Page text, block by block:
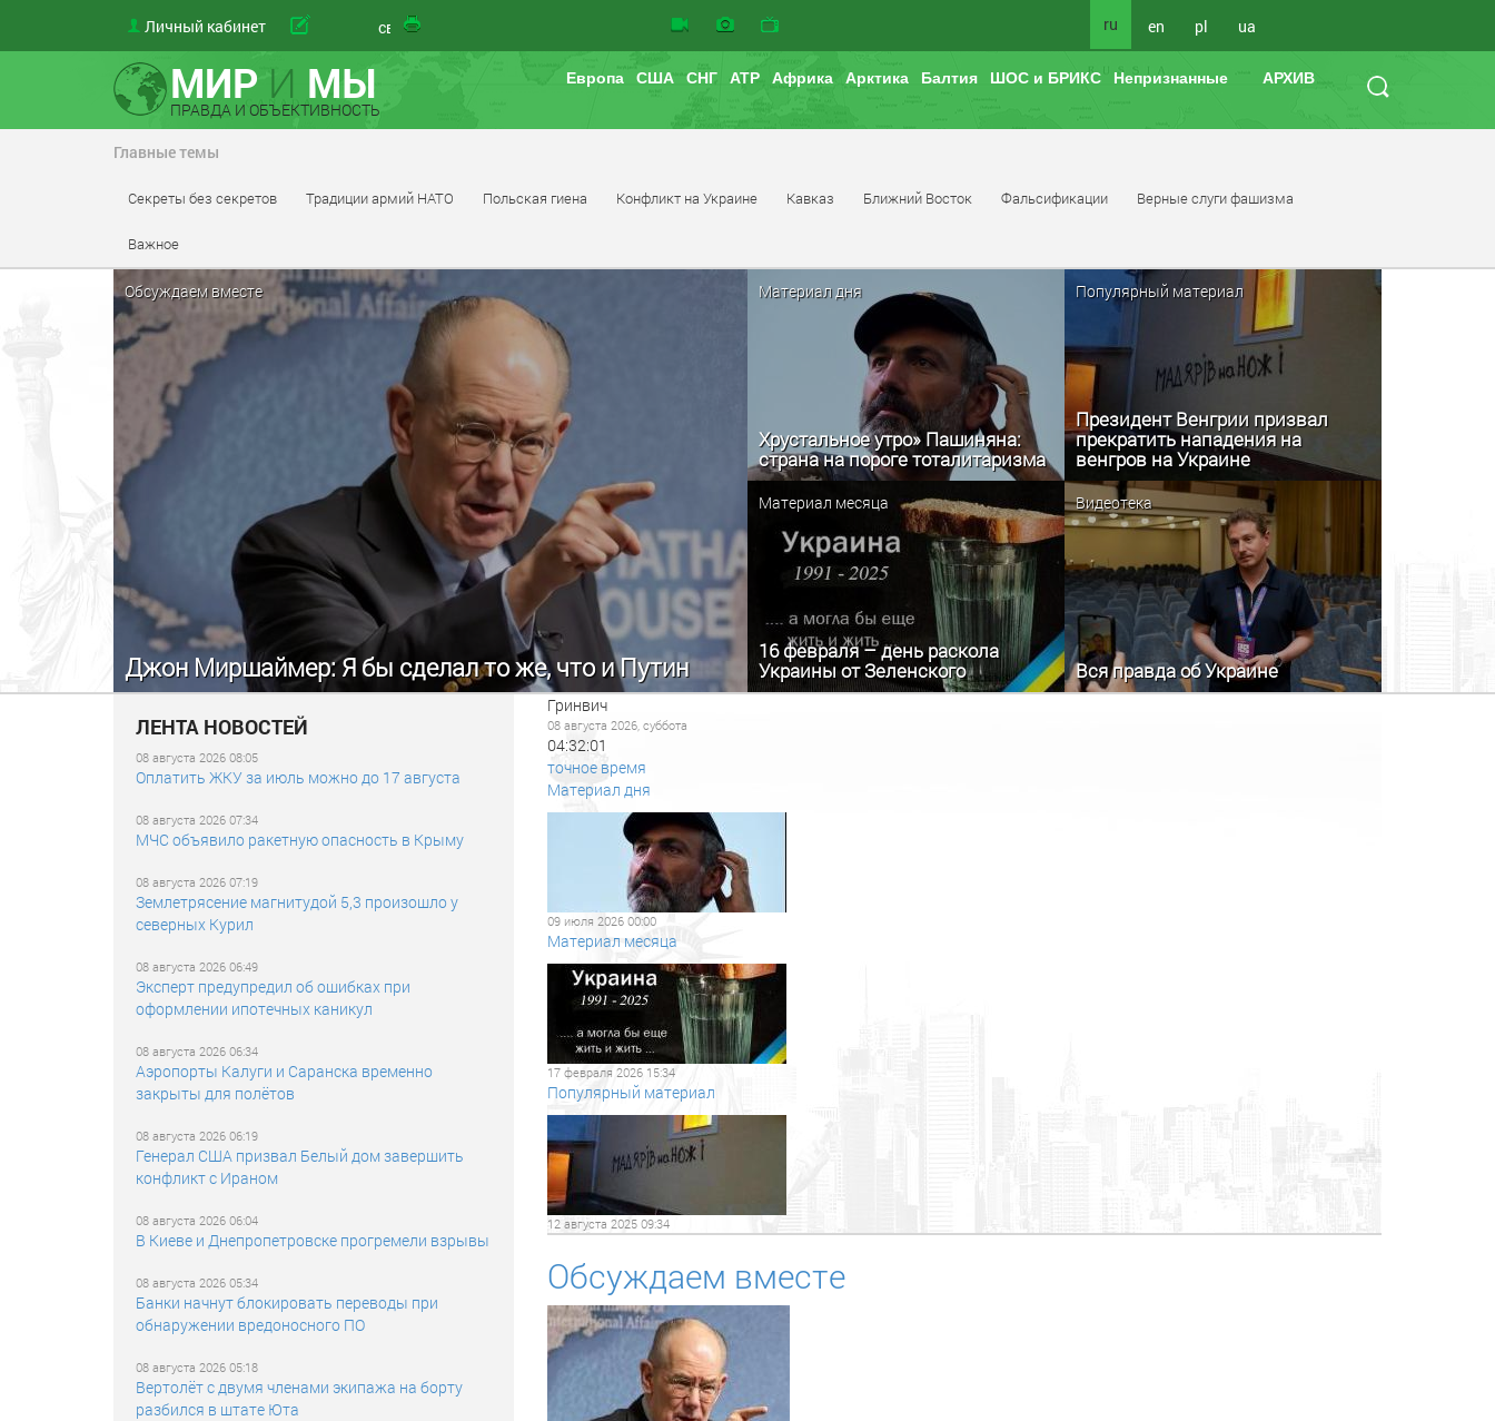
Личный кабинет материал ru en pl ua
МИР И МЫ
ПРАВДА И ОБЪЕКТИВНОСТЬ
Европа США СНГ АТР Африка Арктика Балтия ШОС и БРИКС Непризнанные АРХИВ
Главные темы
Секреты без секретов Традиции армий НАТО Польская гиена Конфликт на Украине Кавказ Ближний Восток Фальсификации Верные слуги фашизма
Важное
Обсуждаем вместе
Джон Миршаймер: Я бы сделал то же, что и Путин
Материал дня
Хрустальное утро» Пашиняна:
страна на пороге тоталитаризма
Популярный материал
Президент Венгрии призвал
прекратить нападения на
венгров на Украине
Материал месяца
16 февраля – день раскола
Украины от Зеленского
Видеотека
Вся правда об Украине
ЛЕНТА НОВОСТЕЙ
08 августа 2026 08:05
Оплатить ЖКУ за июль можно до 17 августа
08 августа 2026 07:34
МЧС объявило ракетную опасность в Крыму
08 августа 2026 07:19
Землетрясение магнитудой 5,3 произошло у
северных Курил
08 августа 2026 06:49
Эксперт предупредил об ошибках при
оформлении ипотечных каникул
08 августа 2026 06:34
Аэропорты Калуги и Саранска временно
закрыты для полётов
08 августа 2026 06:19
Генерал США призвал Белый дом завершить
конфликт с Ираном
08 августа 2026 06:04
В Киеве и Днепропетровске прогремели взрывы
08 августа 2026 05:34
Банки начнут блокировать переводы при
обнаружении вредоносного ПО
08 августа 2026 05:18
Вертолёт с двумя членами экипажа на борту
разбился в штате Юта
Гринвич
08 августа 2026, суббота
04:32:03
точное время
Материал дня
09 июля 2026 00:00
Материал месяца
17 февраля 2026 15:34
Популярный материал
12 августа 2025 09:34
Обсуждаем вместе